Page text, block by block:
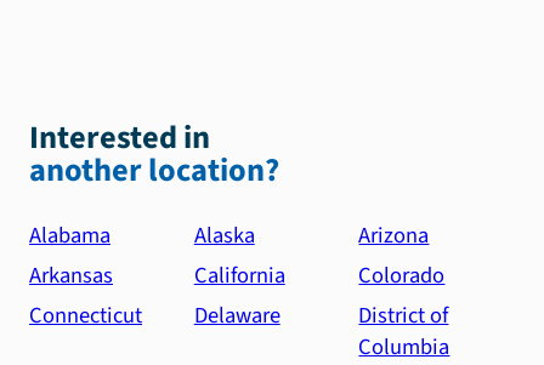
Interested in
another location?
Alabama Alaska
Arizona
Arkansas
California
Colorado
Connecticut
Delaware
District of
Columbia